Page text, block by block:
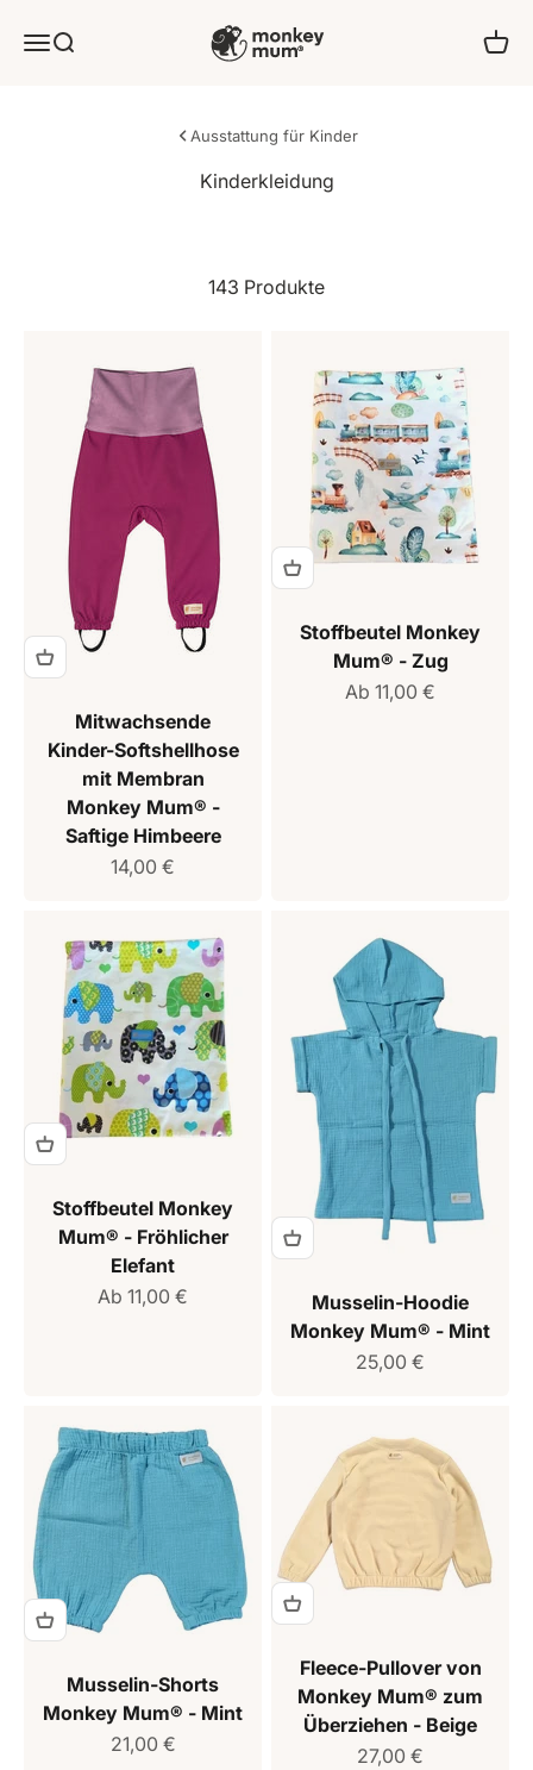
Angebot
Suchen Monkey Mum
Ausstattung für Kinder
143 Produkte
Mitwachsende
Kinder-Softshellhose
mit Membran
Monkey Mum® -
Saftige Himbeere
Verkaufspreis
14,00 €
Stoffbeutel Monkey
Mum® - Zug
Verkaufspreis
Ab 11,00 €
Stoffbeutel Monkey
Mum® - Fröhlicher
Elefant
Verkaufspreis
Ab 11,00 €
Musselin-Hoodie
Monkey Mum® - Mint
Verkaufspreis
25,00 €
Musselin-Shorts
Monkey Mum® - Mint
Verkaufspreis
21,00 €
Fleece-Pullover von
Monkey Mum® zum
Überziehen - Beige
Verkaufspreis
27,00 €